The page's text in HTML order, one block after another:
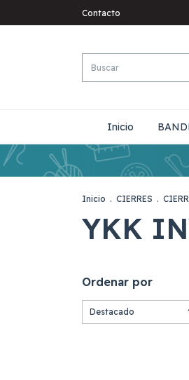
Contacto
Inicio
Inicio . CIERRES .
YKK
Ordenar por